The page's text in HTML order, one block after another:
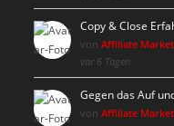
Copy & Close
vonAffiliate
vor 6 Tagen
Gegen das Auf
vonAffiliate